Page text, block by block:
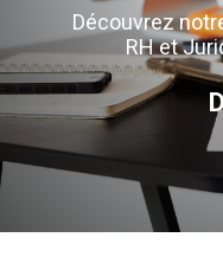
Découvrez
RH et